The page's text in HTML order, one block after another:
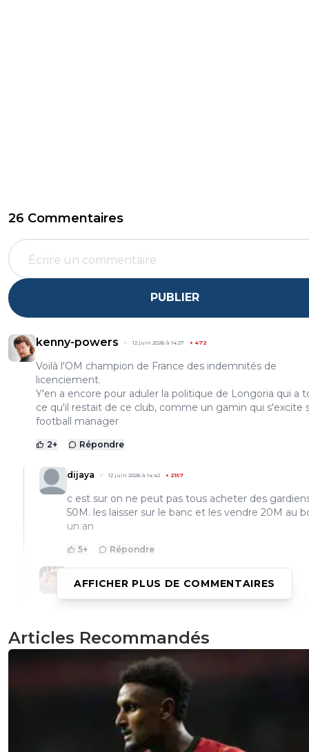
26 Commentaires
PUBLIER
kenny-powers 12 juin 2026 à 14:27 + 472
Voilà l'OM champion de France des indemnités de
licenciement.
Y'en a encore pour aduler la politique de Longoria qui a
ce qu'il restait de ce club, comme un gamin qui s'excite
football manager
2+ Répondre
dijaya 12 juin 2026 à 14:42 + 2157
c est sur on ne peut pas tous acheter des
50M. les laisser sur le banc et les vendre 20M au
un an
5+ Répondre
C'est toi qui t'excites la tchoin. Crystal Palace ils
avant la fin du contrat sans verser d'indemnités?
découvres le foot qu'à travers Marseille la tchoin?
Répondre
kenny-powers 12 juin 2026 à 15:04
Qu'est ce que Lens et Pierre Sage viennent
Le mec est sous contrat, un club veut racheter
AFFICHER PLUS DE COMMENTAIRES
Articles Recommandés